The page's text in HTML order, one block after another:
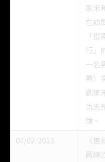
家禾
在訪
「
行」
一名
鳴）
劉家
仇志
鏡。
07/02/2013
《
員練